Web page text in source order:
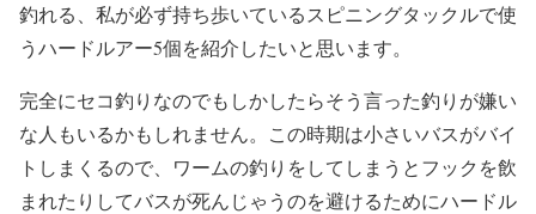
釣れる、私が必ず持ち歩いているスピニングタックルで使
うハードルアー5個を紹介したいと思います。
完全にセコ釣りなのでもしかしたらそう言った釣りが嫌い
な人もいるかもしれません。この時期は小さいバスがバイ
トしまくるので、ワームの釣りをしてしまうとフックを飲
まれたりしてバスが死んじゃうのを避けるためにハードル